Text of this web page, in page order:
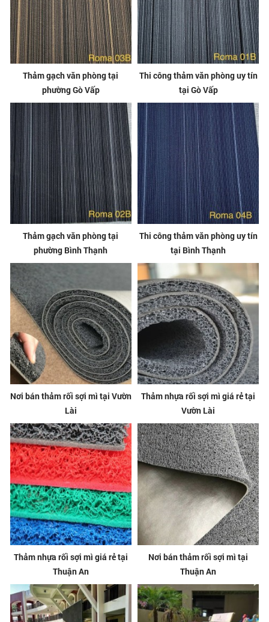
Thảm gạch văn phòng tại
phường Gò Vấp
Thi công thảm văn phòng uy tín
tại Gò Vấp
Thảm gạch văn phòng tại
phường Bình Thạnh
Thi công thảm văn phòng uy tín
tại Bình Thạnh
Nơi bán thảm rối sợi mì tại Vườn
Lài
Thảm nhựa rối sợi mì giá rẻ tại
Vườn Lài
Thảm nhựa rối sợi mì giá rẻ tại
Thuận An
Nơi bán thảm rối sợi mì tại
Thuận An